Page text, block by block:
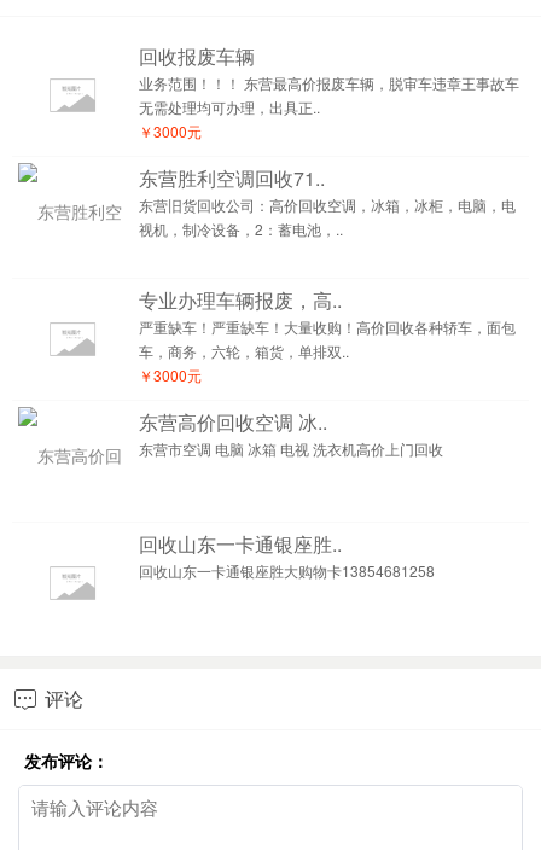
回收报废车辆
业务范围！！！ 东营最高价报废车辆，脱审车违章王事故车
无需处理均可办理，出具正..
￥3000元
东营胜利空调回收71..
东营旧货回收公司：高价回收空调，冰箱，冰柜，电脑，电
视机，制冷设备，2：蓄电池，..
专业办理车辆报废，高..
严重缺车！严重缺车！大量收购！高价回收各种轿车，面包
车，商务，六轮，箱货，单排双..
￥3000元
东营高价回收空调 冰..
东营市空调 电脑 冰箱 电视 洗衣机高价上门回收
回收山东一卡通银座胜..
回收山东一卡通银座胜大购物卡13854681258
 评论
发布评论：